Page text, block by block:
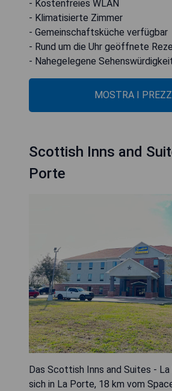
- Kostenfreies WLAN
- Klimatisierte Zimmer
- Gemeinschaftsküche verfügbar
- Rund um die Uhr geöffnete
- Nahegelegene
MOSTRA I
Scottish Inns and
Porte
Das Scottish Inns and Suites -
sich in La Porte, 18 km vom